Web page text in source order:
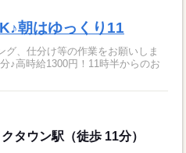
朝はゆっくり11
、仕分け等の作業をお願いしま
♪高時給1300円！11時半からのお
タウン駅（徒歩 11分）